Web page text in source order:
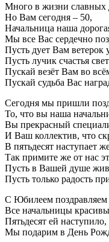
Много в жизни славных
Но Вам сегодня – 50,
Начальница наша
Мы все Вас сердечно
Пусть дует Вам ветерок
Пусть лучик счастья
Пускай везёт Вам во
Пускай судьба Вас
Сегодня мы пришли
То, что вы наша
Вы прекрасный
И Ваш коллектив, что
В пятьдесят наступает
Так примите же от нас
Пусть в Вашей душе
Пусть только радость
С Юбилеем
Все начальницы
Пятьдесят ей наступило,
Мы подарим в День